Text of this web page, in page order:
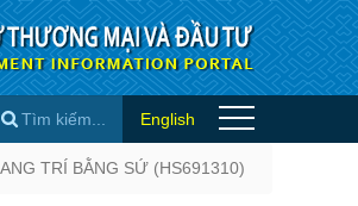
BẰNG SỨ
English
TRÍ BẰNG SỨ (HS691310)